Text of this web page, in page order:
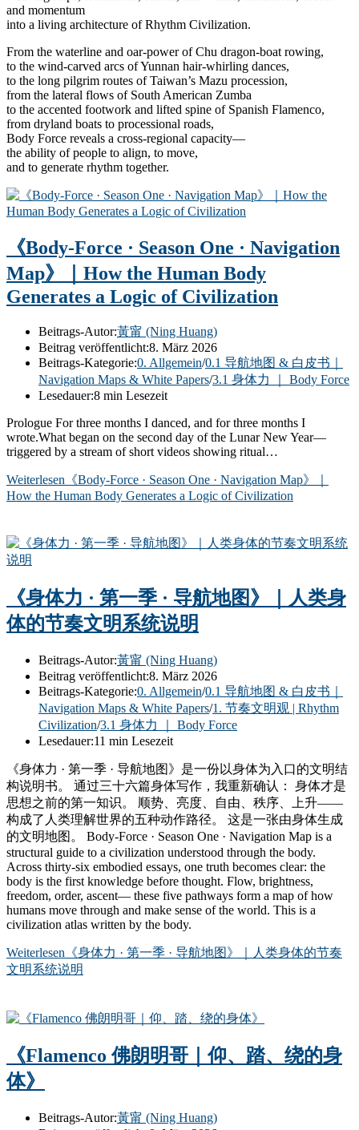
and momentum
into a living architecture of Rhythm Civilization.
From the waterline and oar-power of Chu dragon-boat rowing,
to the wind-carved arcs of Yunnan hair-whirling dances,
to the long pilgrim routes of Taiwan’s Mazu procession,
from the lateral flows of South American Zumba
to the accented footwork and lifted spine of Spanish Flamenco,
from dryland boats to processional roads,
Body Force reveals a cross-regional capacity—
the ability of people to align, to move,
and to generate rhythm together.
《Body-Force · Season One · Navigation
Map》｜How the Human Body
Generates a Logic of Civilization
Beitrags-Autor:黃甯 (Ning Huang)
Beitrag veröffentlicht:8. März 2026
Beitrags-Kategorie:0. Allgemein/0.1 导航地图 & 白皮书｜
Navigation Maps & White Papers/3.1 身体力 ｜ Body Force
Lesedauer:8 min Lesezeit
Prologue For three months I danced, and for three months I
wrote.What began on the second day of the Lunar New Year—
triggered by a stream of short videos showing ritual…
Weiterlesen 《Body-Force · Season One · Navigation Map》｜
How the Human Body Generates a Logic of Civilization
《身体力 · 第一季 · 导航地图》｜人类身
体的节奏文明系统说明
Beitrags-Autor:黃甯 (Ning Huang)
Beitrag veröffentlicht:8. März 2026
Beitrags-Kategorie:0. Allgemein/0.1 导航地图 & 白皮书｜
Navigation Maps & White Papers/1. 节奏文明观 | Rhythm
Civilization/3.1 身体力 ｜ Body Force
Lesedauer:11 min Lesezeit
《身体力 · 第一季 · 导航地图》是一份以身体为入口的文明结
构说明书。 通过三十六篇身体写作，我重新确认： 身体才是
思想之前的第一知识。 顺势、亮度、自由、秩序、上升——
构成了人类理解世界的五种动作路径。 这是一张由身体生成
的文明地图。 Body-Force · Season One · Navigation Map is a
structural guide to a civilization understood through the body.
Across thirty-six embodied essays, one truth becomes clear: the
body is the first knowledge before thought. Flow, brightness,
freedom, order, ascent— these five pathways form a map of how
humans move through and make sense of the world. This is a
civilization atlas written by the body.
Weiterlesen 《身体力 · 第一季 · 导航地图》｜人类身体的节奏
文明系统说明
《Flamenco 佛朗明哥｜仰、踏、绕的身
体》
Beitrags-Autor:黃甯 (Ning Huang)